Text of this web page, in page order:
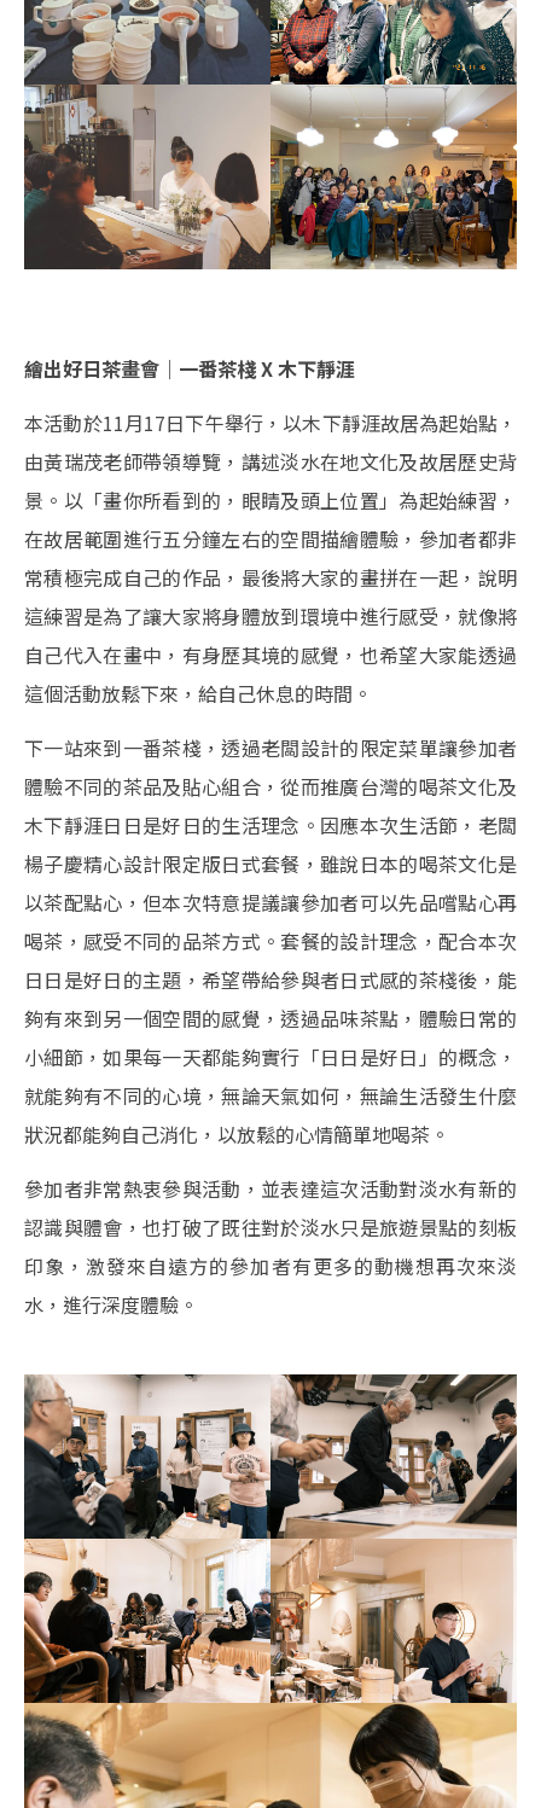
繪出好日茶畫會｜一番茶棧 X 木下靜涯
本活動於11月17日下午舉行，以木下靜涯故居為起始點，
由黃瑞茂老師帶領導覽，講述淡水在地文化及故居歷史背
景。以「畫你所看到的，眼睛及頭上位置」為起始練習，
在故居範圍進行五分鐘左右的空間描繪體驗，參加者都非
常積極完成自己的作品，最後將大家的畫拼在一起，說明
這練習是為了讓大家將身體放到環境中進行感受，就像將
自己代入在畫中，有身歷其境的感覺，也希望大家能透過
這個活動放鬆下來，給自己休息的時間。
下一站來到一番茶棧，透過老闆設計的限定菜單讓參加者
體驗不同的茶品及貼心組合，從而推廣台灣的喝茶文化及
木下靜涯日日是好日的生活理念。因應本次生活節，老闆
楊子慶精心設計限定版日式套餐，雖說日本的喝茶文化是
以茶配點心，但本次特意提議讓參加者可以先品嚐點心再
喝茶，感受不同的品茶方式。套餐的設計理念，配合本次
日日是好日的主題，希望帶給參與者日式感的茶棧後，能
夠有來到另一個空間的感覺，透過品味茶點，體驗日常的
小細節，如果每一天都能夠實行「日日是好日」的概念，
就能夠有不同的心境，無論天氣如何，無論生活發生什麼
狀況都能夠自己消化，以放鬆的心情簡單地喝茶。
參加者非常熱衷參與活動，並表達這次活動對淡水有新的
認識與體會，也打破了既往對於淡水只是旅遊景點的刻板
印象，激發來自遠方的參加者有更多的動機想再次來淡
水，進行深度體驗。